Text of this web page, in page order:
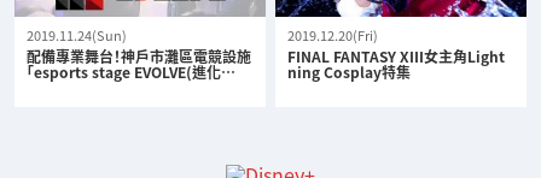
2019.11.24(Sun)
配備專業舞台！神戶市灘區電競設施
「esports stage EVOLVE(進化…
2019.12.20(Fri)
FINAL FANTASY XIII女主角Light
ning Cosplay特集